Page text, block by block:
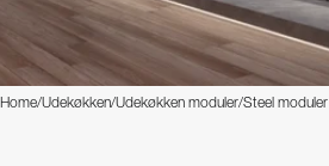
Home/Udekøkken/Udekøkken moduler/Steel moduler